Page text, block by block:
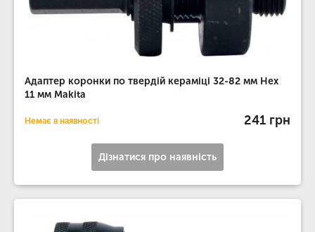
Адаптер коронки по твердій кераміці 32-82 мм Hex
11 мм Makita
Немає в наявності 241 грн
Дізнатися про наявність